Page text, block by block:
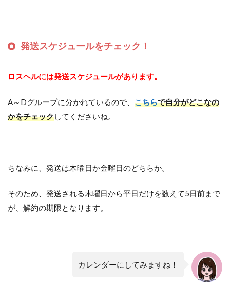
発送スケジュールをチェック！
ロスヘルには発送スケジュールがあります。
A～Dグループに分かれているので、 こちらで自分がどこなの
かをチェックしてくださいね。
ちなみに、発送は木曜日か金曜日のどちらか。
そのため、発送される木曜日から平日だけを数えて5日前まで
が、解約の期限となります。
カレンダーにしてみますね！